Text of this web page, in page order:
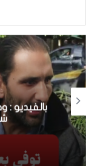
بالفيديو :